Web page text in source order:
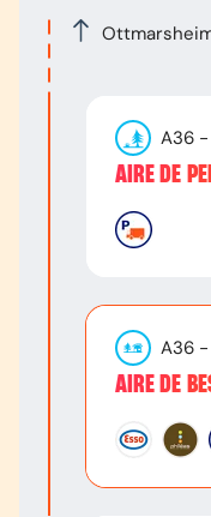
A36 -
AIRE DE
A36 -
AIRE DE